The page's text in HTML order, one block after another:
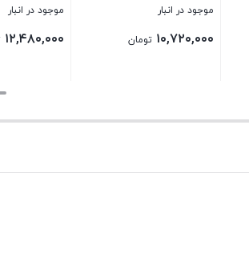
موجود در انبار
۱۰,۷۲۰,۰۰۰ تومان
موجود در انبار
۱۲,۴۸۰,۰۰۰